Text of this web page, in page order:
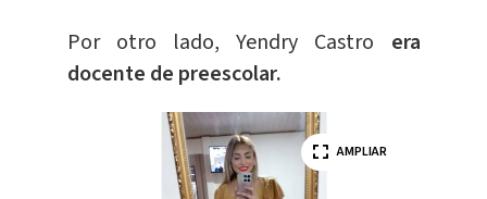
Por otro lado, Yendry Castro era
docente de preescolar.
AMPLIAR